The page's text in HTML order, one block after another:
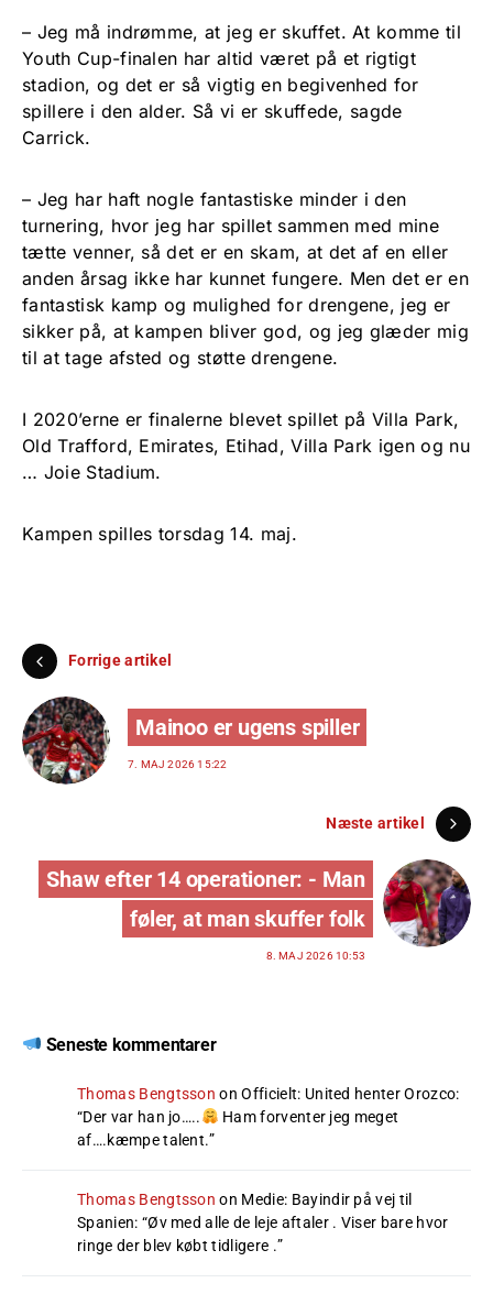
– Jeg må indrømme, at jeg er skuffet. At komme til
Youth Cup-finalen har altid været på et rigtigt
stadion, og det er så vigtig en begivenhed for
spillere i den alder. Så vi er skuffede, sagde
Carrick.
– Jeg har haft nogle fantastiske minder i den
turnering, hvor jeg har spillet sammen med mine
tætte venner, så det er en skam, at det af en eller
anden årsag ikke har kunnet fungere. Men det er en
fantastisk kamp og mulighed for drengene, jeg er
sikker på, at kampen bliver god, og jeg glæder mig
til at tage afsted og støtte drengene.
I 2020’erne er finalerne blevet spillet på Villa Park,
Old Trafford, Emirates, Etihad, Villa Park igen og nu
… Joie Stadium.
Kampen spilles torsdag 14. maj.
Forrige artikel
Mainoo er ugens spiller
7. MAJ 2026 15:22
Næste artikel
Shaw efter 14 operationer: - Man
føler, at man skuffer folk
8. MAJ 2026 10:53
Seneste kommentarer
Thomas Bengtsson onOfficielt: United henter Orozco:
“Der var han jo…..
Ham forventer jeg meget
af….kæmpe talent.”
Thomas Bengtsson on Medie: Bayindir på vej til
Spanien: “Øv med alle de leje aftaler . Viser bare hvor
ringe der blev købt tidligere .”